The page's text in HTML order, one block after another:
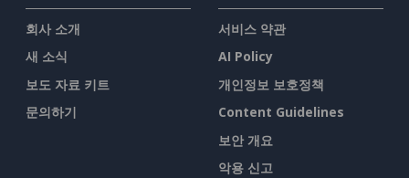
회사 소개
새 소식
보도 자료 키트
문의하기
서비스 약관
AI Policy
개인정보 보호정책
Content Guidelines
보안 개요
악용 신고